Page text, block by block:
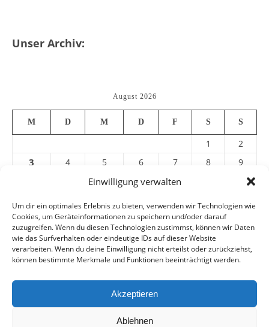
Einwilligung verwalten
Um dir ein optimales Erlebnis zu bieten, verwenden wir Technologien wie
Cookies, um Geräteinformationen zu speichern und/oder darauf
zuzugreifen. Wenn du diesen Technologien zustimmst, können wir Daten
wie das Surfverhalten oder eindeutige IDs auf dieser Website
verarbeiten. Wenn du deine Einwilligung nicht erteilst oder zurückziehst,
können bestimmte Merkmale und Funktionen beeinträchtigt werden.
Akzeptieren
Ablehnen
Unser Archiv:
August 2026
M D M D F S S
1 2
3 4 5 6 7 8
9
12 13 14
24
25 26 27 28 29
31
« Juli